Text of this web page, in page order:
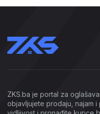
ZKS.ba je portal za
objavljujete prodaju, najam